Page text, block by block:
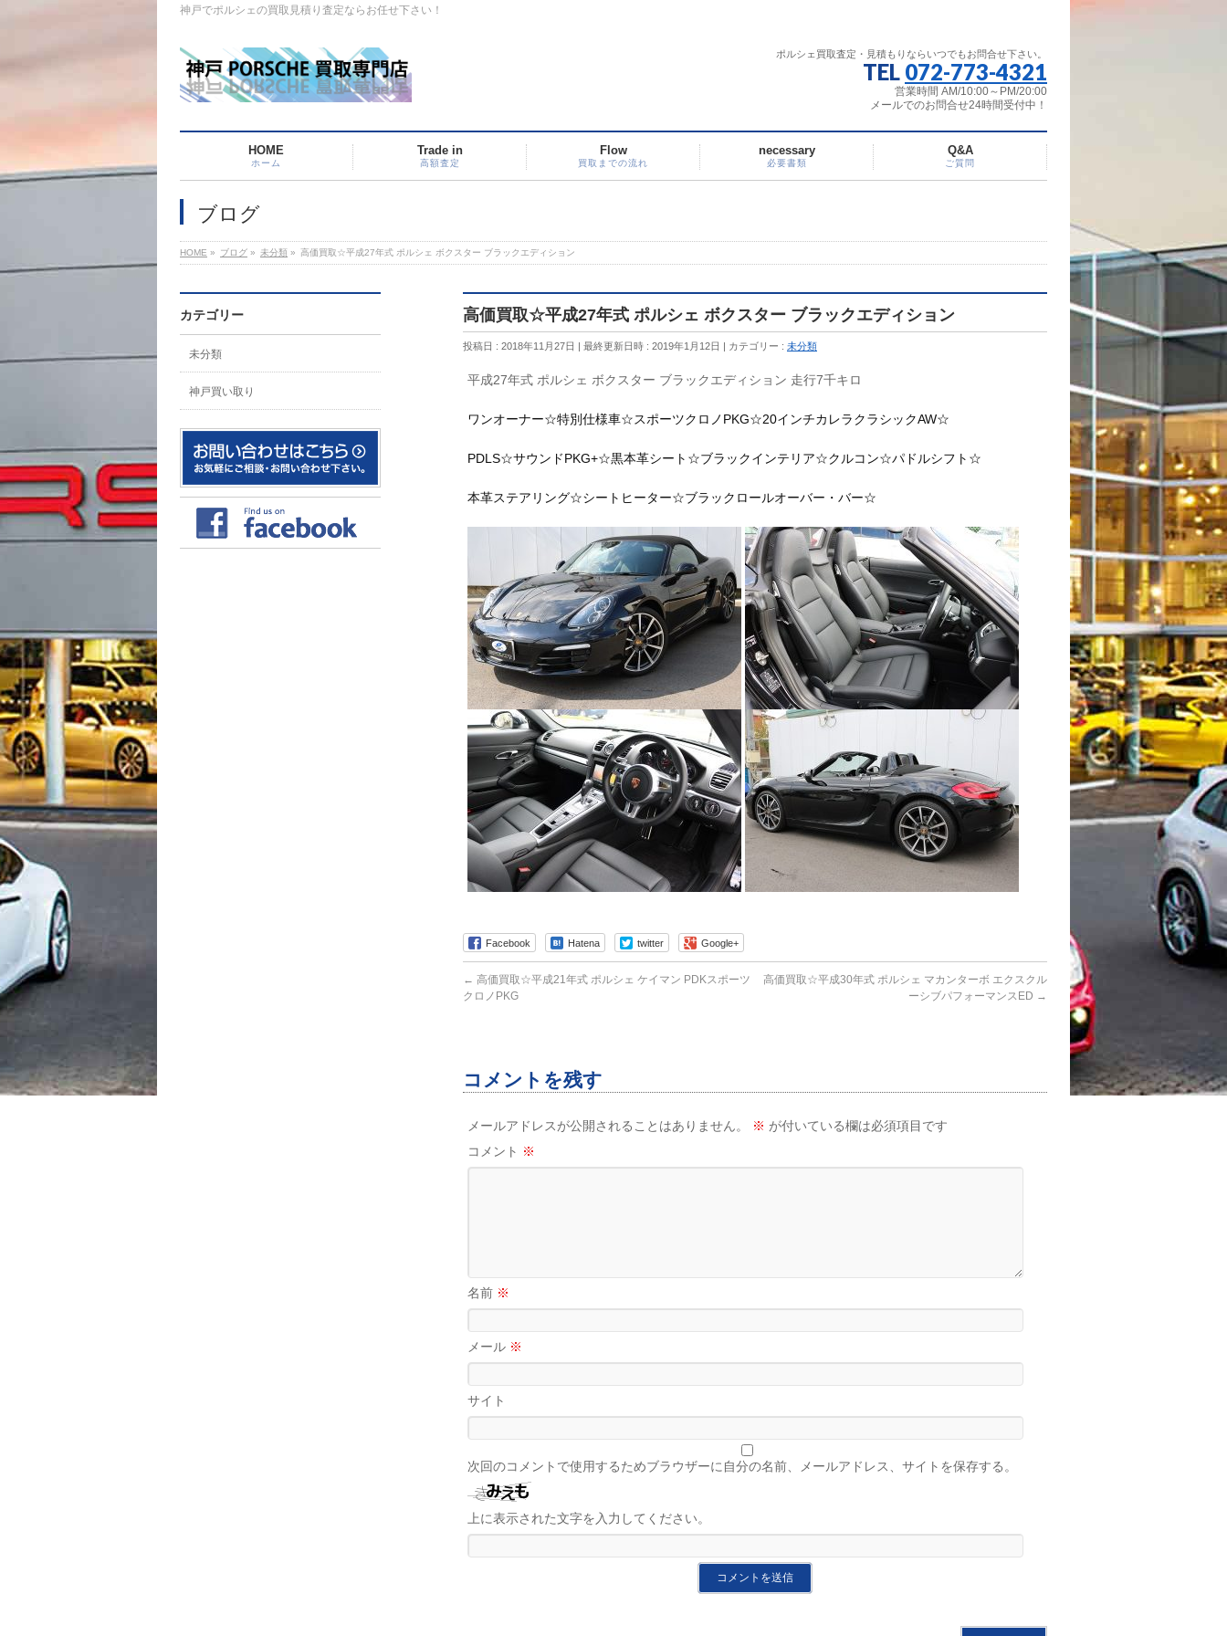
神戸でポルシェの買取見積り査定ならお任せ下さい！
ポルシェ買取査定・見積もりならいつでもお問合せ下さい。
TEL 072-773-4321
営業時間 AM/10:00～PM/20:00
メールでのお問合せ24時間受付中！
HOME
ホーム
Trade in
高額査定
Flow
買取までの流れ
necessary
必要書類
Q&A
ご質問
ブログ
HOME » ブログ » 未分類 » 高価買取☆平成27年式 ポルシェ ボクスター ブラックエディション
高価買取☆平成27年式 ポルシェ ボクスター ブラックエディション
投稿日 : 2018年11月27日 最終更新日時 : 2019年1月12日 カテゴリー : 未分類
平成27年式 ポルシェ ボクスター ブラックエディション 走行7千キロ
ワンオーナー☆特別仕様車☆スポーツクロノPKG☆20インチカレラクラシックAW☆
PDLS☆サウンドPKG+☆黒本革シート☆ブラックインテリア☆クルコン☆パドルシフト☆
本革ステアリング☆シートヒーター☆ブラックロールオーバー・バー☆
Facebook Hatena twitter Google+
← 高価買取☆平成21年式 ポルシェ ケイマン PDKスポーツ
クロノPKG
高価買取☆平成30年式 ポルシェ マカンターボ エクスクル
ーシブパフォーマンスED →
コメントを残す
メールアドレスが公開されることはありません。 ※ が付いている欄は必須項目です
コメント ※
名前 ※
メール ※
サイト
次回のコメントで使用するためブラウザーに自分の名前、メールアドレス、サイトを保存する。
上に表示された文字を入力してください。
カテゴリー
未分類
神戸買い取り